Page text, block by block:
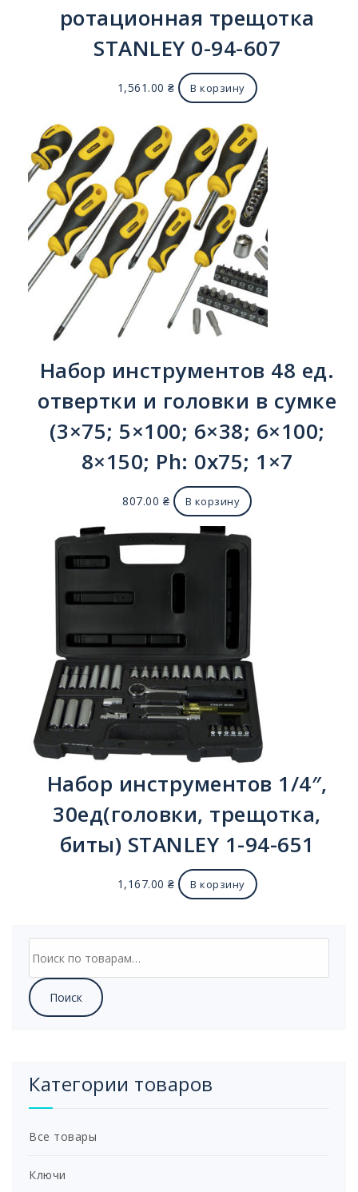
ротационная трещотка
STANLEY 0-94-607
1,561.00 ₴ В корзину
Набор инструментов 48 ед.
отвертки и головки в сумке
(3×75; 5×100; 6×38; 6×100;
8×150; Ph: 0x75; 1×7
807.00 ₴ В корзину
Набор инструментов 1/4″,
30ед(головки, трещотка,
биты) STANLEY 1-94-651
1,167.00 ₴ В корзину
Поиск
Категории товаров
Все товары
Ключи